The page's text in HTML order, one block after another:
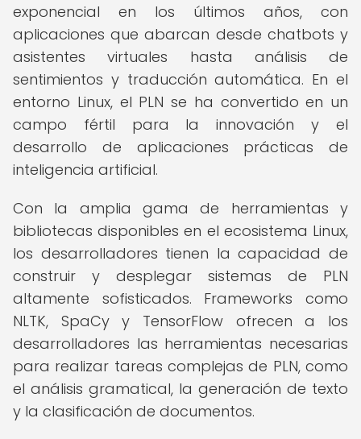
exponencial en los últimos años, con
aplicaciones que abarcan desde chatbots y
asistentes virtuales hasta análisis de
sentimientos y traducción automática. En el
entorno Linux, el PLN se ha convertido en un
campo fértil para la innovación y el
desarrollo de aplicaciones prácticas de
inteligencia artificial.
Con la amplia gama de herramientas y
bibliotecas disponibles en el ecosistema Linux,
los desarrolladores tienen la capacidad de
construir y desplegar sistemas de PLN
altamente sofisticados. Frameworks como
NLTK, SpaCy y TensorFlow ofrecen a los
desarrolladores las herramientas necesarias
para realizar tareas complejas de PLN, como
el análisis gramatical, la generación de texto
y la clasificación de documentos.